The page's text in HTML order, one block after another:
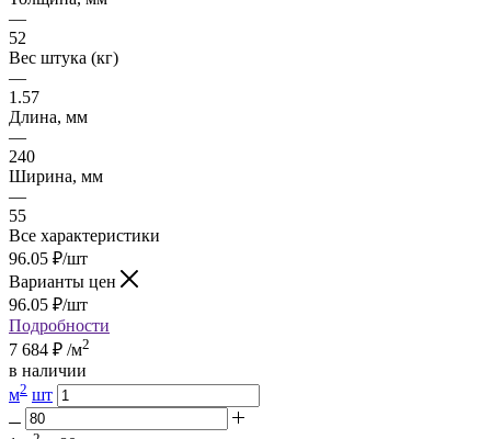
—
52
Вес штука (кг)
—
1.57
Длина, мм
—
240
Ширина, мм
—
55
Все характеристики
96.05 ₽/шт
Варианты цен
96.05 ₽/шт
Подробности
7 684 ₽ /м2
в наличии
м2 шт